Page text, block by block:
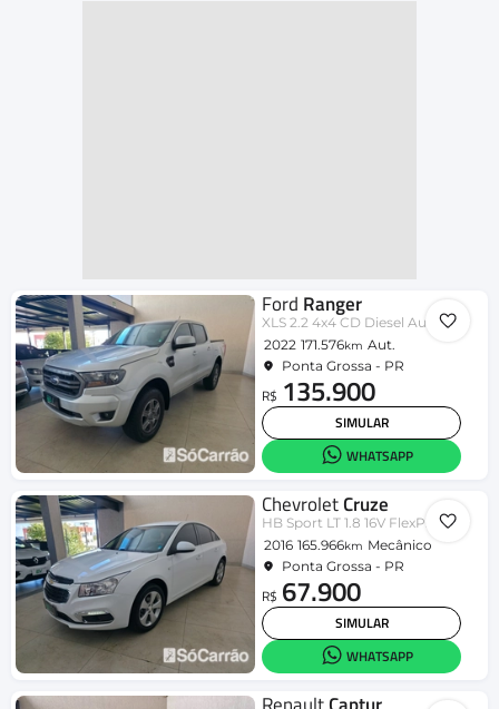
Ford Ranger
XLS 2.2 4x4 CD Diesel Aut.
2022 171.576km Aut.
Ponta Grossa - PR
R$ 135.900
SIMULAR
WHATSAPP
ChevroletCruze
HB Sport LT 1.8 16V FlexP. 5p Mec
2016 165.966km Mecânico
Ponta Grossa - PR
R$ 67.900
SIMULAR
WHATSAPP